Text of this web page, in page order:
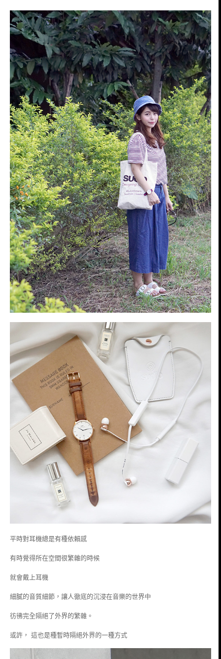
另外順便一提
最近常常常在穿搭中出現的托特包
是Sudio品牌的夏季獻禮
只要在近期6~8月間
至Sudio官網購物
就可以獲得一個Sudio的托特包喔!!